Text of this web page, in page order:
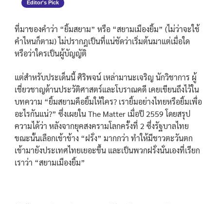
Editor's Pick
ที่มาของคำว่า “ยิ้มสยาม” หรือ “สยามเมืองยิ้ม” (ไม่ว่าจะใช้
คำไหนก็ตาม) ไม่ปรากฎเป็นที่แน่ชัดว่าเริ่มต้นมาแต่เมื่อใด
หรือว่าใครเป็นผู้บัญญัติ
แต่สำหรับประเด็นนี้ ศิริพจน์ เหล่ามานะเจริญ นักวิชาการ ผู้
เชี่ยวชาญด้านประวัติศาสตร์และโบราณคดี เคยเขียนถึงไว้ใน
บทความ “ยิ้มสยามคือยิ้มให้ใคร? เรายิ้มอย่างไทยหรือยิ้มเพื่อ
อะไรกันแน่?” ซึ่งเผยใน The Matter เมื่อปี 2559 โดยสรุป
ความได้ว่า หลังจากยุคสงครามโลกครั้งที่ 2 ซึ่งรัฐบาลไทย
ขณะนั้นเลือกเข้าข้าง “ฝรั่ง” มากกว่า ทำให้มีชาวตะวันตก
เข้ามายังประเทศไทยเยอะขึ้น และเป็นพวกฝรั่งนั่นเองที่เรียก
เราว่า “สยามเมืองยิ้ม”